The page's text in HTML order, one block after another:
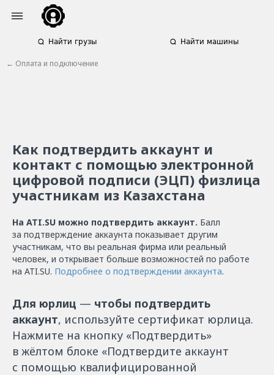
Найти грузы Найти машины
← Оплата и подключение
Как подтвердить аккаунт и
контакт с помощью электронной
цифровой подписи (ЭЦП) физлица
участникам из Казахстана
На ATI.SU можно подтвердить аккаунт. Балл
за подтверждение аккаунта показывает другим
участникам, что вы реальная фирма или реальный
человек, и открывает больше возможностей по работе
на ATI.SU. Подробнее о подтверждении аккаунта.
Для юрлиц — чтобы подтвердить
аккаунт, используйте сертификат юрлица.
Нажмите на кнопку «Подтвердить»
в жёлтом блоке «Подтвердите аккаунт
с помощью квалифицированной